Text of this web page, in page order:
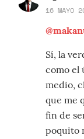
16 MAYO
Sí, la
como el
medio,
que me
fin de
poquito